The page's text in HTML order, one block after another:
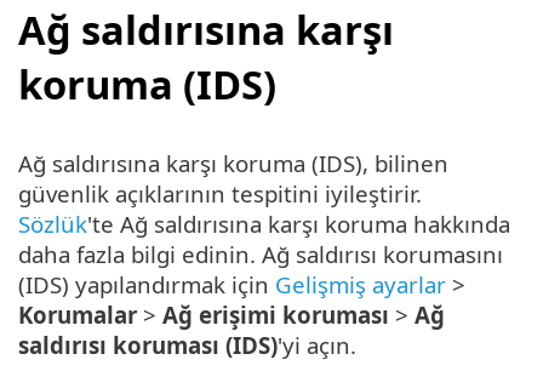
Ağ saldırısına karşı
koruma (IDS)
Ağ saldırısına karşı koruma (IDS), bilinen
güvenlik açıklarının tespitini iyileştirir.
Sözlük'te Ağ saldırısına karşı koruma hakkında
daha fazla bilgi edinin. Ağ saldırısı korumasını
(IDS) yapılandırmak için Gelişmiş ayarlar >
Korumalar > Ağ erişimi koruması > Ağ
saldırısı koruması (IDS)'yi açın.